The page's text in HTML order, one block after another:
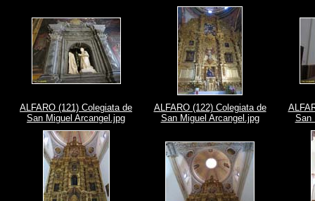
ALFARO (121) Colegiata de
San Miguel Arcangel.jpg
ALFARO (122) Colegiata de
San Miguel Arcangel.jpg
San